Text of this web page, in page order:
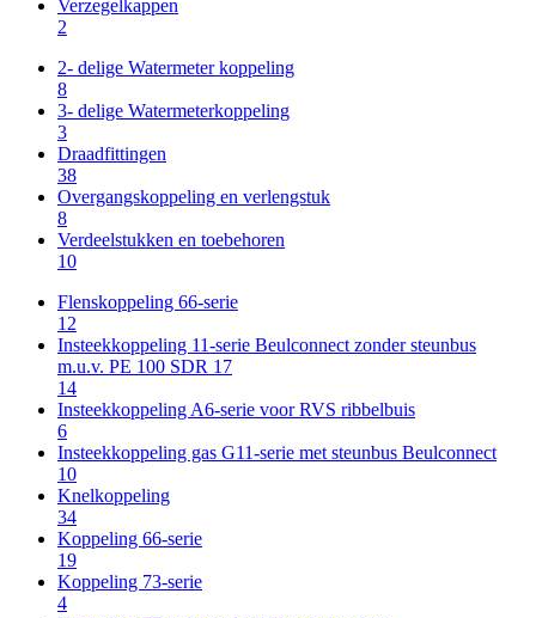
Verzegelkappen
2
2- delige Watermeter koppeling
8
3- delige Watermeterkoppeling
3
Draadfittingen
38
Overgangskoppeling en verlengstuk
8
Verdeelstukken en toebehoren
10
Flenskoppeling 66-serie
12
Insteekkoppeling 11-serie Beulconnect zonder steunbus
m.u.v. PE 100 SDR 17
14
Insteekkoppeling A6-serie voor RVS ribbelbuis
6
Insteekkoppeling gas G11-serie met steunbus Beulconnect
10
Knelkoppeling
34
Koppeling 66-serie
19
Koppeling 73-serie
4